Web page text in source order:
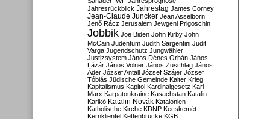
Jahresrückblick Jahrestag James Corney
Jean-Claude Juncker Jean Asselborn
Jenő Rácz Jerusalem Jewgeni Prigoschin
Jobbik Joe Biden John Kirby John
McCain Judentum Judith Sargentini Judit
Varga Jugendschutz Jungwähler
Justizsystem János Dénes Orbán János
Lázár János Volner János Zuschlag János
Áder József Antall József Szájer József
Tóbiás Jüdische Gemeinde Kalter Krieg
Kapitalismus Kapitol Kardinalgesetz Karl
Marx Karpatoukraine Kasachstan Katalin
Karikó Katalin Novák Katalonien
Katholische Kirche KDNP Kecskemét
Kernklientel Kettenbrücke KGB